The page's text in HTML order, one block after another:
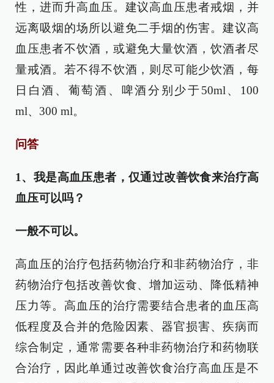
性，进而升高血压。建议高血压患者戒烟，并
远离吸烟的场所以避免二手烟的伤害。建议高
血压患者不饮酒，或避免大量饮酒，饮酒者尽
量戒酒。若不得不饮酒，则尽可能少饮酒，每
日白酒、葡萄酒、啤酒分别少于50ml、100
ml、300 ml。
问答
1、我是高血压患者，仅通过改善饮食来治疗高
血压可以吗？
一般不可以。
高血压的治疗包括药物治疗和非药物治疗，非
药物治疗包括改善饮食、增加运动、降低精神
压力等。高血压的治疗需要结合患者的血压高
低程度及合并的危险因素、器官损害、疾病而
综合制定，通常需要各种非药物治疗和药物联
合治疗，因此单通过改善饮食治疗高血压是不